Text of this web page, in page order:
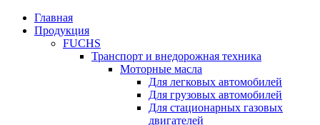
Главная
Продукция
FUCHS
Транспорт и внедорожная техника
Моторные масла
Для легковых автомобилей
Для грузовых автомобилей
Для стационарных газовых
двигателей